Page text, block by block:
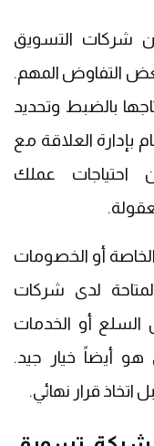
شركات التسويق
التفاوض المهم.
بالضبط وتحديد
بإدارة العلاقة مع
احتياجات عملك
أو الخصومات
لدى شركات
السلع أو الخدمات
هو أيضاً خيار جيد.
اتخاذ قرار نهائي.